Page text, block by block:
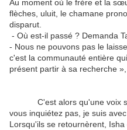
Au moment où le frère et la
flèches, uluit, le chamane
disparut.
- Où est-il passé ? Demanda
- Nous ne pouvons pas le
c'est la communauté entière
présent partir à sa recherche
C'est alors qu'une voix se
vous inquiétez pas, je suis
Lorsqu'ils se retournèrent,